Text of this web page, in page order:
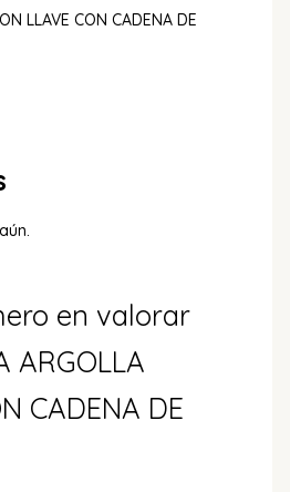
LLAVE CON CADENA DE
en valorar
ARGOLLA
CADENA DE